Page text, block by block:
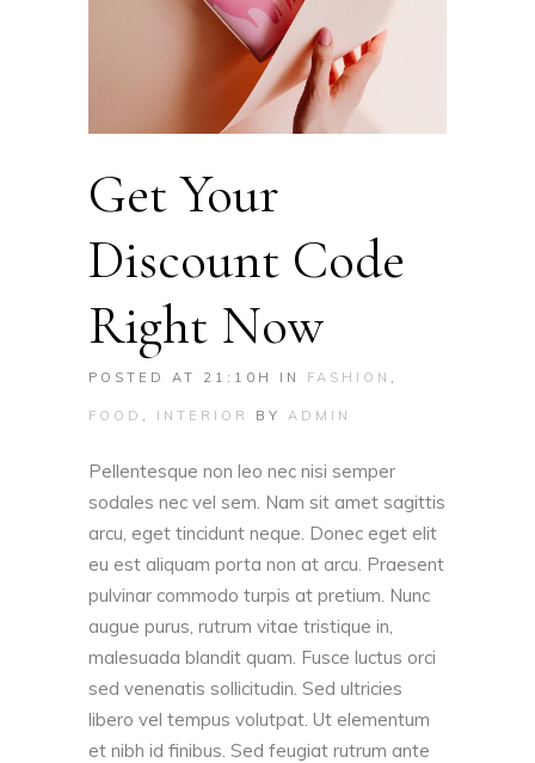
Get Your
Discount Code
Right Now
POSTED AT 21:10H IN FASHION ,
FOOD , INTERIOR BY ADMIN
Pellentesque non leo nec nisi semper
sodales nec vel sem. Nam sit amet sagittis
arcu, eget tincidunt neque. Donec eget elit
eu est aliquam porta non at arcu. Praesent
pulvinar commodo turpis at pretium. Nunc
augue purus, rutrum vitae tristique in,
malesuada blandit quam. Fusce luctus orci
sed venenatis sollicitudin. Sed ultricies
libero vel tempus volutpat. Ut elementum
et nibh id finibus. Sed feugiat rutrum ante